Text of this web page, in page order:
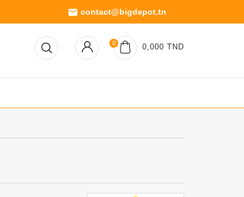
email contact@bigdepot.tn
0 0,000 TND